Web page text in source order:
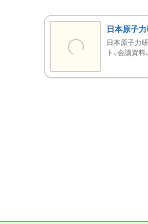
日本原子
日本原子力
ト、会議資